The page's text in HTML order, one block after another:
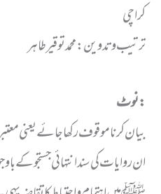
کراچی
ترتیب و تدوین:محمد توقیر طاہر
:نوٹ
بیان کرنا موقوف رکھا جائے یعنی
ان روایات کی سند انتہائی جستجو کے